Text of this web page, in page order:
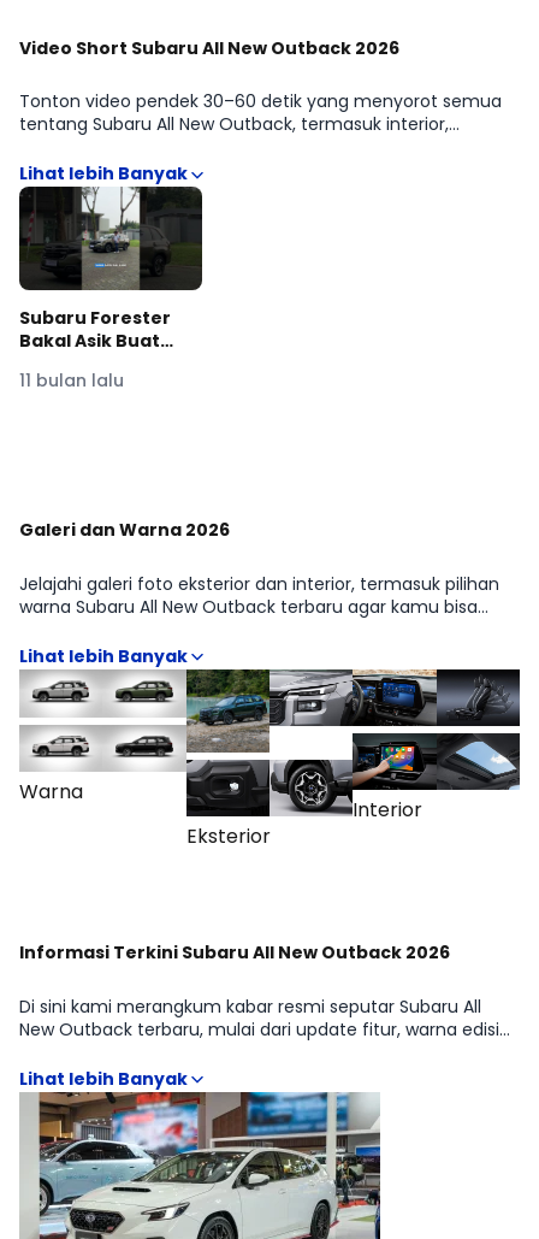
Video Short Subaru All New Outback 2026
Tonton video pendek 30–60 detik yang menyorot semua
tentang Subaru All New Outback, termasuk interior,
ringkas memudahkan kamu menangkap poin penting
sebelum mendalami spesifikasi. Lihat lebih banyak di galeri
video.
Subaru Forester
Bakal Asik Buat
#moladin
11 bulan lalu
Galeri dan Warna 2026
Jelajahi galeri foto eksterior dan interior, termasuk pilihan
warna Subaru All New Outback terbaru agar kamu bisa
sertakan contoh dalam berbagai pencahayaan untuk
membantu keputusan warna. Lihat seluruh album di
halaman Galeri.
Warna
Eksterior
Interior
Informasi Terkini Subaru All New Outback 2026
Di sini kami merangkum kabar resmi seputar Subaru All
New Outback terbaru, mulai dari update fitur, warna edisi
memastikan kamu selalu mendapatkan informasi yang
paling baru. Arsip berita lengkap ada di halaman
News/Update.